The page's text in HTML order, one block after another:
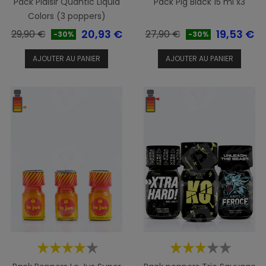
Colors (3 poppers)
Prix
base
29,90 € -30% Prix
20,93 €
AJOUTER AU PANIER
Prix
base
27,90 € -30% Prix
19,53 €
AJOUTER AU PANIER